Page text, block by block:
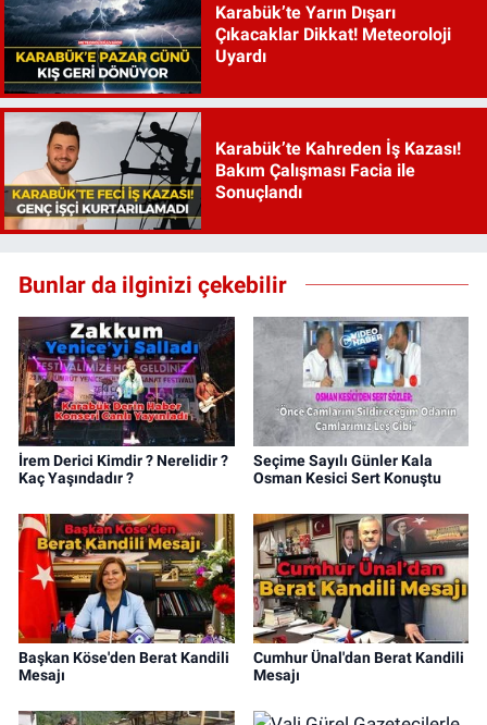
Karabük’te Yarın Dışarı
Çıkacaklar Dikkat! Meteoroloji
Uyardı
Karabük’te Kahreden İş Kazası!
Bakım Çalışması Facia ile
Sonuçlandı
Bunlar da ilginizi çekebilir
İrem Derici Kimdir ? Nerelidir ?
Kaç Yaşındadır ?
Seçime Sayılı Günler Kala
Osman Kesici Sert Konuştu
Başkan Köse'den Berat Kandili
Mesajı
Cumhur Ünal'dan Berat Kandili
Mesajı